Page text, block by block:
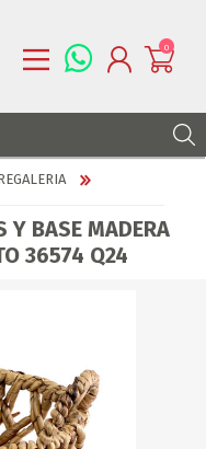
0
Y BASE MADERA
36574 Q24